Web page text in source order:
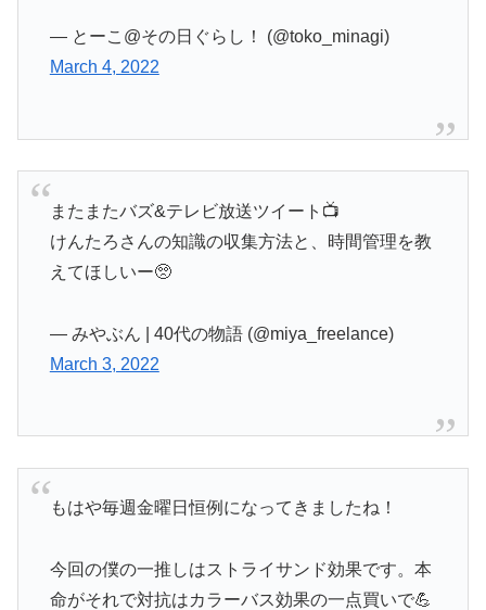
— とーこ@その日ぐらし！ (@toko_minagi)
March 4, 2022
またまたバズ&テレビ放送ツイート📺
けんたろさんの知識の収集方法と、時間管理を教
えてほしいー🥺
— みやぶん | 40代の物語 (@miya_freelance)
March 3, 2022
もはや毎週金曜日恒例になってきましたね！
今回の僕の一推しはストライサンド効果です。本
命がそれで対抗はカラーバス効果の一点買いで💪